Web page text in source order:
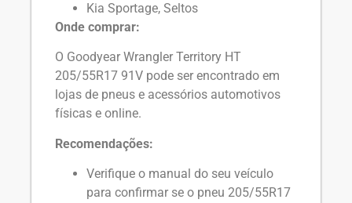
Kia Sportage, Seltos
Onde comprar:
O Goodyear Wrangler Territory HT
205/55R17 91V pode ser encontrado em
lojas de pneus e acessórios automotivos
físicas e online.
Recomendações:
Verifique o manual do seu veículo
para confirmar se o pneu 205/55R17